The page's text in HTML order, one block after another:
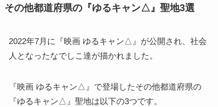
その他都道府県の『ゆるキャン△』聖地3選
2022年7月に『映画 ゆるキャン△』が公開され、社会
人となったなでしこ達が描かれました。
『映画 ゆるキャン△』で登場したその他都道府県の
『ゆるキャン△』聖地は以下の3つです。